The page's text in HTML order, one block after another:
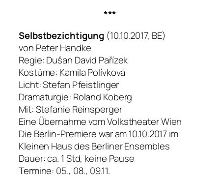
***
Selbstbezichtigung (10.10.2017, BE)
von Peter Handke
Regie: Dušan David Pařízek
Kostüme: Kamila Polívková
Licht: Stefan Pfeistlinger
Dramaturgie: Roland Koberg
Mit: Stefanie Reinsperger
Eine Übernahme vom Volkstheater Wien
Die Berlin-Premiere war am 10.10.2017 im
Kleinen Haus des Berliner Ensembles
Dauer: ca. 1 Std, keine Pause
Termine: 05., 08., 09.11.